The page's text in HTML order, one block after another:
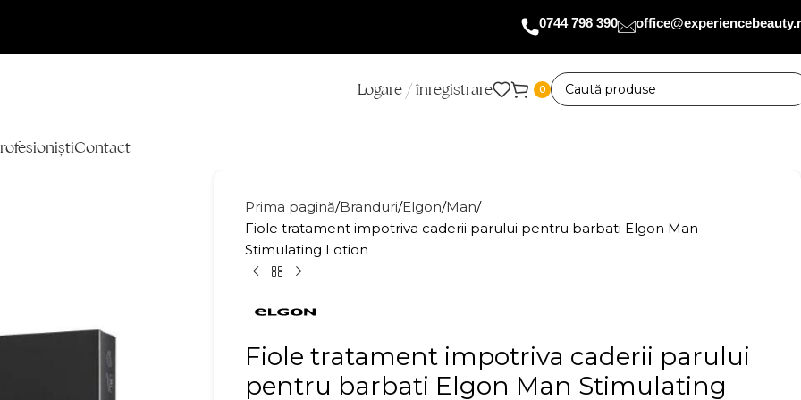
0744 798 390
Logare / înregistrare 0
Contact
Prima pagină Branduri Elgon Man
Fiole tratament impotriva caderii parului pentru barbati Elgon Man
Stimulating Lotion
Fiole tratament impotriva caderii parului
pentru barbati Elgon Man Stimulating